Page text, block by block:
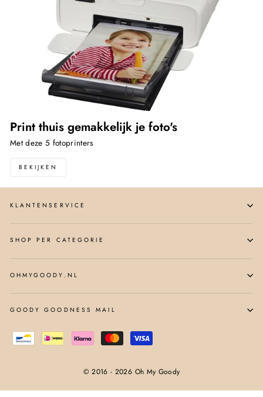
Print thuis gemakkelijk je foto's
Met deze 5 fotoprinters
BEKIJKEN
KLANTENSERVICE
SHOP PER CATEGORIE
OHMYGOODY.NL
GOODY GOODNESS MAIL
© 2016 - 2026 Oh My Goody